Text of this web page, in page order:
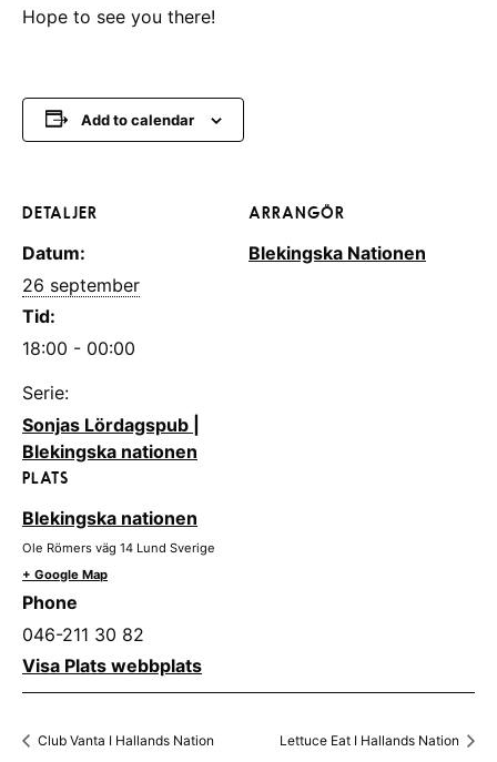
Hope to see you there!
Add to calendar
DETALJER
Datum:
26 september
Tid:
18:00 - 00:00
Serie:
Sonjas Lördagspub |
Blekingska nationen
PLATS
Blekingska nationen
Ole Römers väg 14 Lund Sverige
+ Google Map
Phone
046-211 30 82
Visa Plats webbplats
ARRANGÖR
Blekingska Nationen
Club Vanta I Hallands Nation Lettuce Eat I Hallands Nation